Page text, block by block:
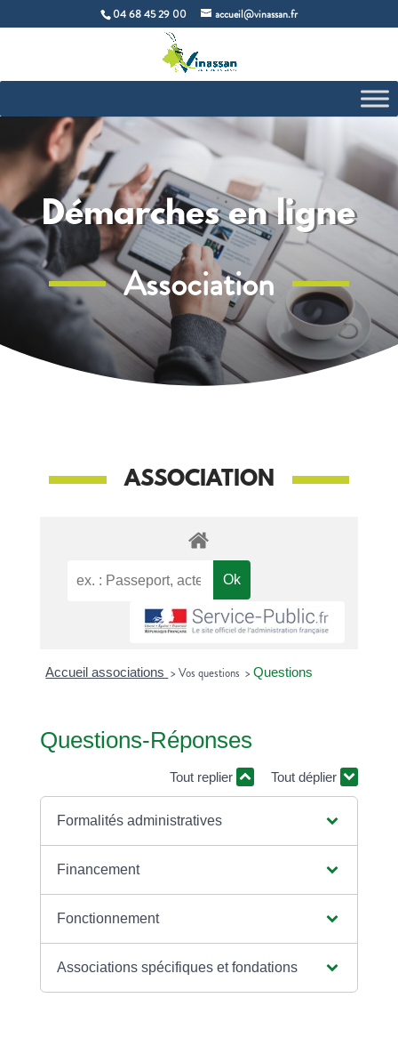
04 68 45 29 00 accueil@vinassan.fr
Démarches en ligne
Association
ASSOCIATION
Accueil associations > Vos questions > Questions
Questions-Réponses
Tout replier Tout déplier
Formalités administratives
Financement
Fonctionnement
Associations spécifiques et fondations